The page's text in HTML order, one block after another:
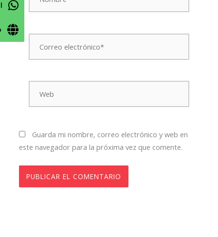
Correo
electrónico*
Web
Guarda mi nombre, correo electrónico y web en
este navegador para la próxima vez que comente.